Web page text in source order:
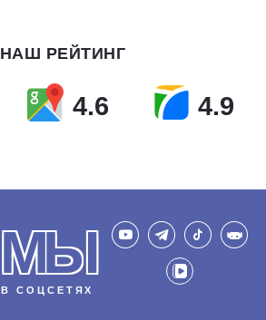
НАШ РЕЙТИНГ
4.6 4.9
МЫ
В СОЦСЕТЯХ